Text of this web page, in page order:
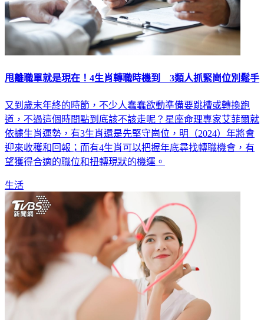
甩離職單就是現在！4生肖轉職時機到 3類人抓緊崗位別鬆手
又到歲末年終的時節，不少人蠢蠢欲動準備要跳槽或轉換跑
道，不過這個時間點到底該不該走呢？星座命理專家艾菲爾就
依據生肖運勢，有3生肖還是先堅守崗位，明（2024）年將會
迎來收穫和回報；而有4生肖可以把握年底尋找轉職機會，有
望獲得合適的職位和扭轉現狀的機運。
生活